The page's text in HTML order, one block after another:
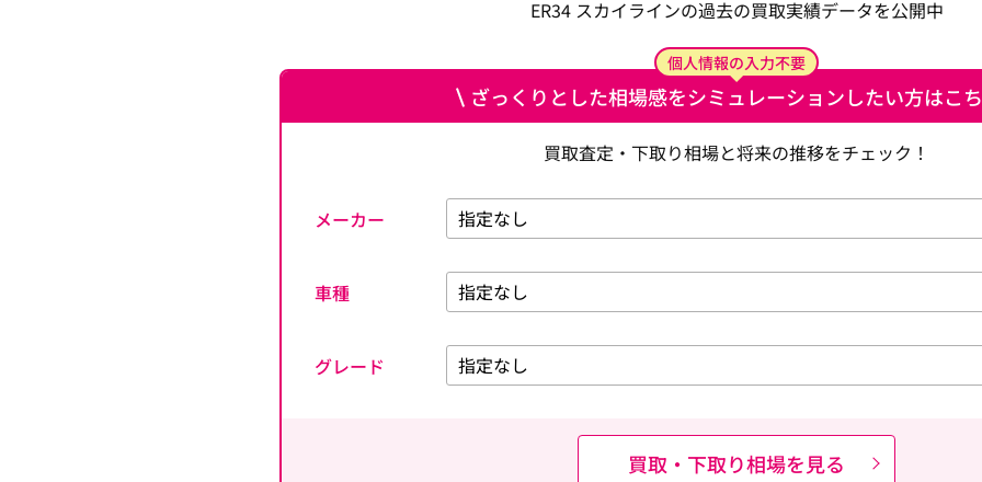
ER34 スカイラインの過去の買取実績データを公開中
ざっくりとした相場感をシミュレーションしたい方はこ
個人情報の入力不要
買取査定・下取り相場と将来の推移をチェック！
メーカー
車種
グレード
買取・下取り相場を見る